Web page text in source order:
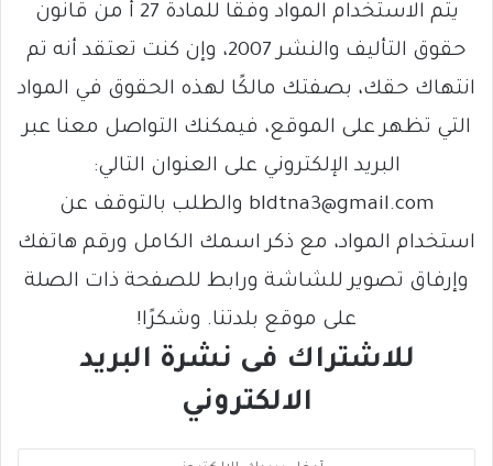
يتم الاستخدام المواد وفقًا للمادة 27 أ من قانون
حقوق التأليف والنشر 2007، وإن كنت تعتقد أنه تم
انتهاك حقك، بصفتك مالكًا لهذه الحقوق في المواد
التي تظهر على الموقع، فيمكنك التواصل معنا عبر
البريد الإلكتروني على العنوان التالي:
bldtna3@gmail.com والطلب بالتوقف عن
استخدام المواد، مع ذكر اسمك الكامل ورقم هاتفك
وإرفاق تصوير للشاشة ورابط للصفحة ذات الصلة
على موقع بلدتنا. وشكرًا!
للاشتراك فى نشرة البريد
الالكتروني